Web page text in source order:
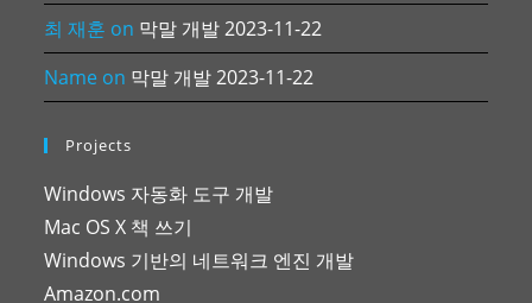
최 재훈 on 막말 개발 2023-11-22
Name on 막말 개발 2023-11-22
Projects
Windows 자동화 도구 개발
Mac OS X 책 쓰기
Windows 기반의 네트워크 엔진 개발
Amazon.com